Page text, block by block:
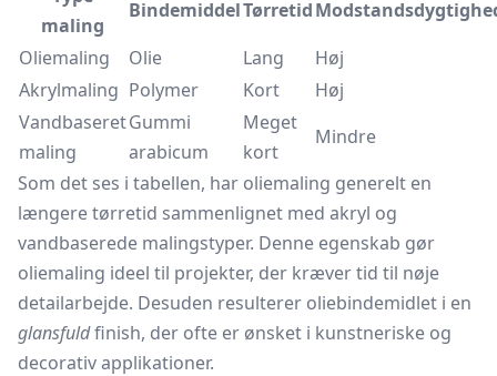
maling
BindemiddelTørretid
Oliemaling
Olie Lang
Høj
Akrylmaling Polymer Kort
Høj
Vandbaseret
maling
Gummi
arabicum
Meget
kort
Mindre
Som det ses i tabellen, har oliemaling generelt en
længere tørretid sammenlignet med akryl og
vandbaserede malingstyper. Denne egenskab gør
oliemaling ideel til projekter, der kræver tid til nøje
detailarbejde. Desuden resulterer oliebindemidlet i en
glansfuldfinish, der ofte er ønsket i kunstneriske og
decorativ applikationer.